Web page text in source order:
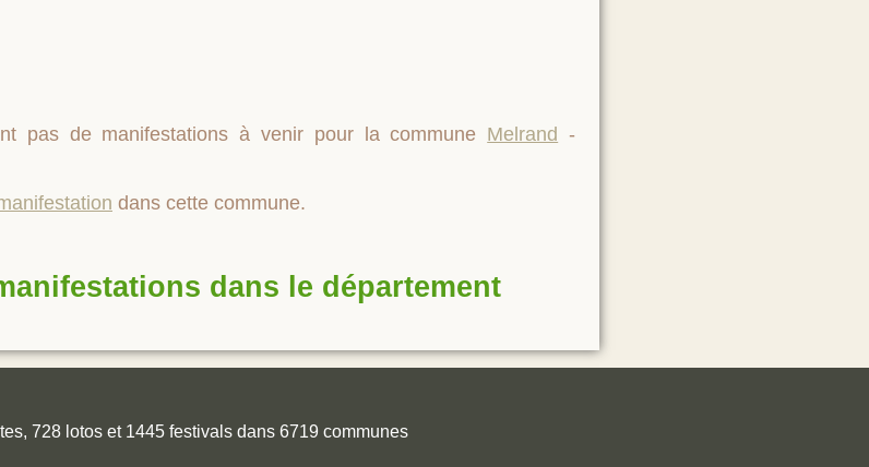
pas de manifestations à venir pour la commune Melrand -
dans cette commune.
dans le département
728 lotos et 1445 festivals dans 6719 communes